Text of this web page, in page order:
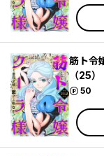
筋ト令
（25）
50
ポイント